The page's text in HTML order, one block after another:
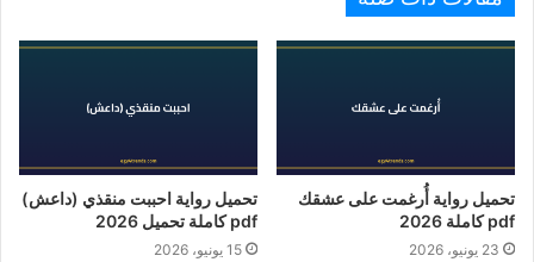
تحميل رواية أُرغمت على عشقك
pdf كاملة 2026
23 يونيو، 2026
تحميل رواية احببت منقذي (داعش)
pdf كاملة تحميل 2026
15 يونيو، 2026